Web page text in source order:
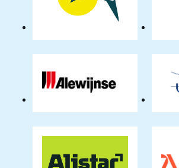
Alewijnse